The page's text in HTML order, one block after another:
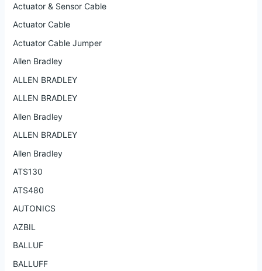
Actuator & Sensor Cable
Actuator Cable
Actuator Cable Jumper
Allen Bradley
ALLEN BRADLEY
ALLEN BRADLEY
Allen Bradley
ALLEN BRADLEY
Allen Bradley
ATS130
ATS480
AUTONICS
AZBIL
BALLUF
BALLUFF